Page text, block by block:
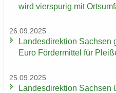
wird vier­spu­rig mit
26.09.2025
Lan­des­di­rek­ti­on Sach­sen
Euro För­der­mit­tel für
25.09.2025
Lan­des­di­rek­ti­on Sach­sen